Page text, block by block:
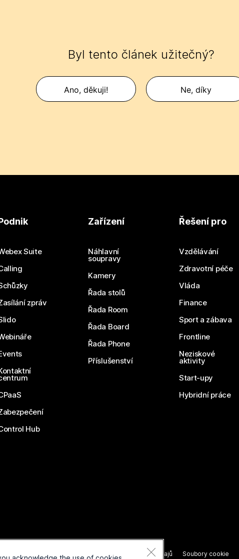
Byl tento článek užitečný?
Ano, děkuji! Ne, díky
Suite
zpráv
Hub
Zařízení
Náhlavní
soupravy
Kamery
Řada stolů
Řada Room
Řada Board
Řada Phone
Příslušenství
Řešení pro
Vzdělávání
Zdravotní péče
Vláda
Finance
Sport a zábava
Frontline
Neziskové
aktivity
Start-upy
Hybridní práce
Smluvní podmínky
Prohlášení o ochraně osobních údajů Soubory cookie